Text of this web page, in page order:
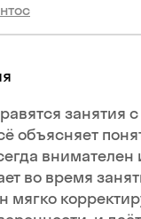
занятия
объясняет
внимателен
во время
мягко